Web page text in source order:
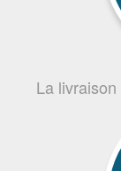
La